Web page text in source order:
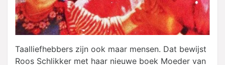
Taalliefhebbers zijn ook maar mensen. Dat bewijst
Roos Schlikker met haar nieuwe boek Moeder van